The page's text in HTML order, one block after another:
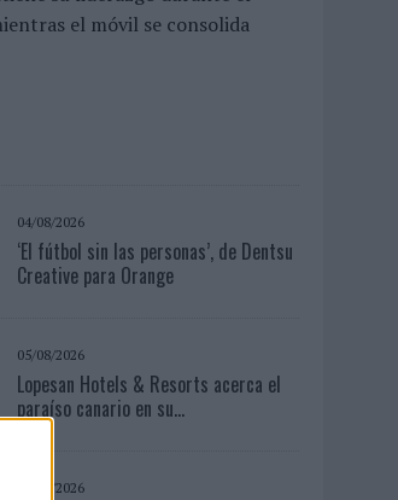
el móvil se consolida
04/08/2026
‘El fútbol sin las personas’, de Dentsu
Creative para Orange
05/08/2026
Lopesan Hotels & Resorts acerca el
paraíso canario en su...
04/08/2026